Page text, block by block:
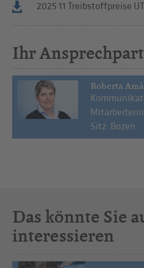
2025 11 Treibstoffpreise
Ihr
Roberta Amà
Mitarbeiterin
Sitz: Bozen
Das könnte Sie
interessieren